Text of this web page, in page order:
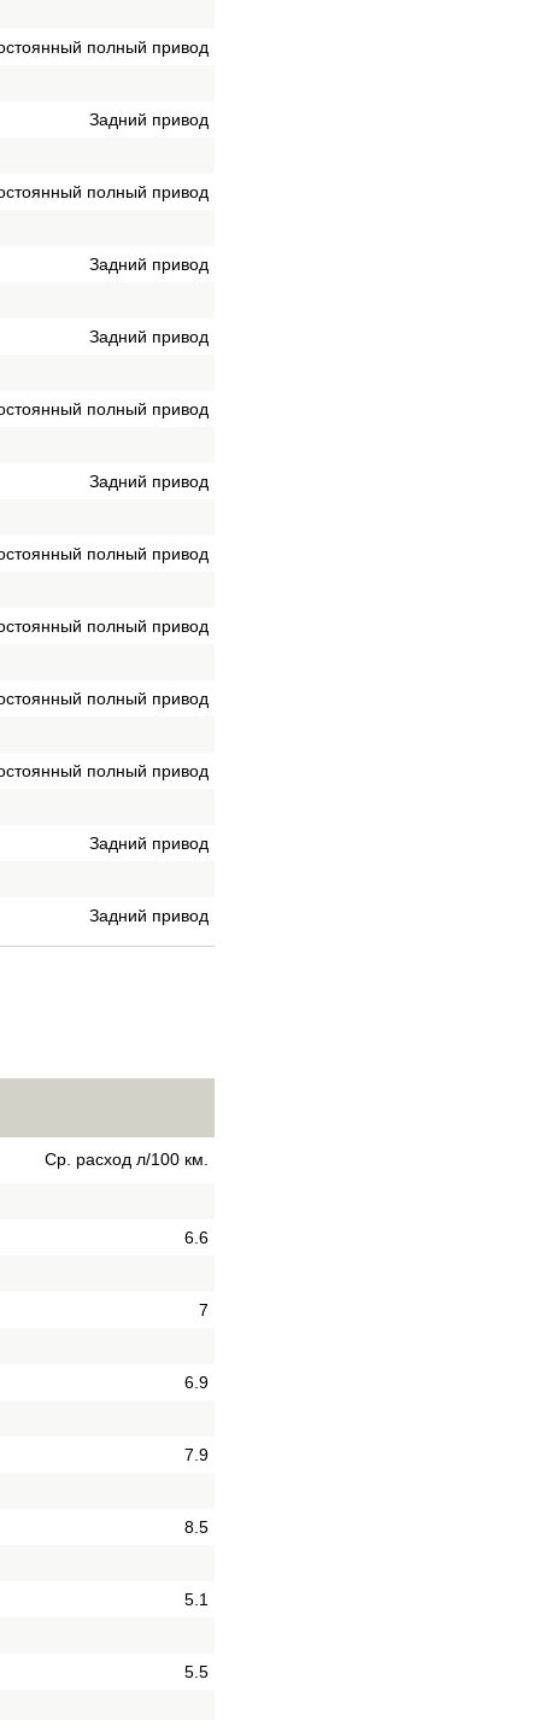
полный привод
Задний привод
полный привод
Задний привод
Задний привод
полный привод
Задний привод
полный привод
полный привод
полный привод
полный привод
Задний привод
Задний привод
Ср. расход л/100 км.
6.6
7
6.9
7.9
8.5
5.1
5.5